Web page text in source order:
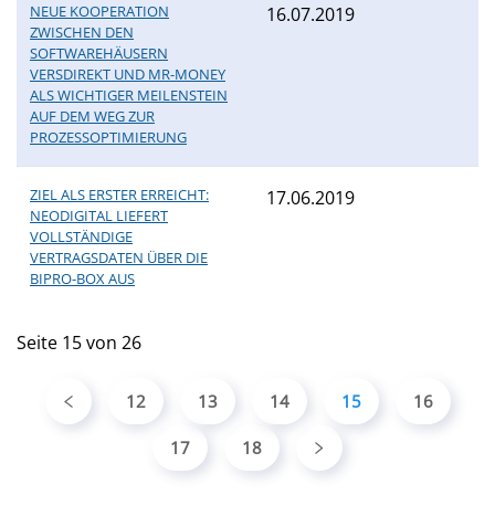
NEUE KOOPERATION
ZWISCHEN DEN
SOFTWAREHÄUSERN
VERSDIREKT UND MR-MONEY
ALS WICHTIGER MEILENSTEIN
AUF DEM WEG ZUR
PROZESSOPTIMIERUNG
16.07.2019
ZIEL ALS ERSTER ERREICHT:
NEODIGITAL LIEFERT
VOLLSTÄNDIGE
VERTRAGSDATEN ÜBER DIE
BIPRO-BOX AUS
17.06.2019
Seite 15 von 26
12 13 14 15 16
17 18